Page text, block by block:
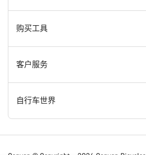
在 Canyon 工作
Canyon 新闻发布室
条款和条件
法律披露
新闻和故事
提示和建议
Canyon Home Koblenz
会员礼遇
购买工具
找到您梦寐以求的 Canyon 自行车
现货自行车
找到您的 Canyon 尺寸
客户服务
支持中心
服务网点
自行车世界
公路车